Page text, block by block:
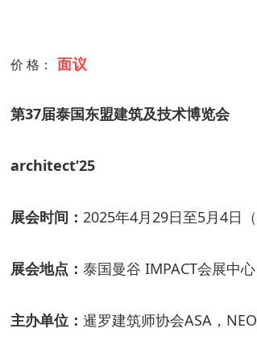
价 格： 面议
第37届泰国东盟建筑及技术博览会
architect‘25
展会时间： 2025年4月29日至5月4日（
展会地点： 泰国曼谷 IMPACT会展中心
主办单位： 暹罗建筑师协会ASA，NEO